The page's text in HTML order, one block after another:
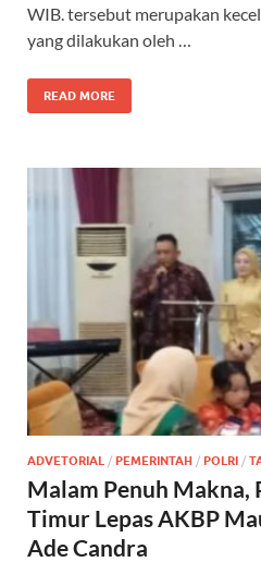
WIB. tersebut merupakan
yang dilakukan oleh …
READ MORE
ADVETORIAL / PEMERINTAH / POLRI /
Malam Penuh Makna,
Timur Lepas AKBP
Ade Candra